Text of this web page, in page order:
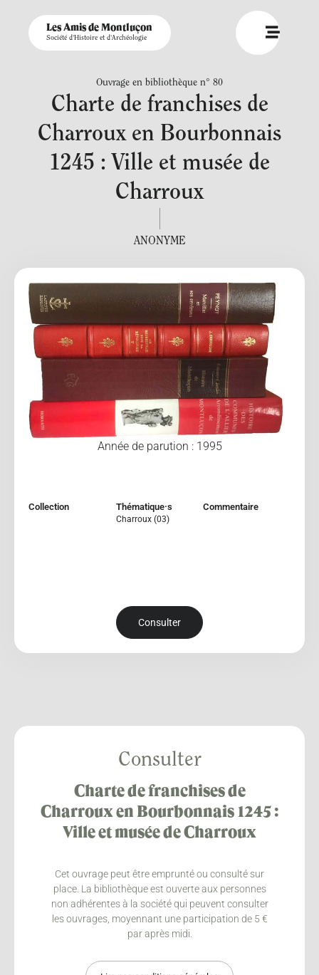
Les Amis de Montluçon
Société d'Histoire et d'Archéologie
Ouvrage en bibliothèque n° 80
Charte de franchises de
Charroux en Bourbonnais
1245 : Ville et musée de
Charroux
ANONYME
Année de parution : 1995
Collection Thématique·s
Charroux (03)
Commentaire
Consulter
Consulter
Charte de franchises de
Charroux en Bourbonnais 1245 :
Ville et musée de Charroux
Cet ouvrage peut être emprunté ou consulté sur
place. La bibliothèque est ouverte aux personnes
non adhérentes à la société qui peuvent consulter
les ouvrages, moyennant une participation de 5 €
par après midi.